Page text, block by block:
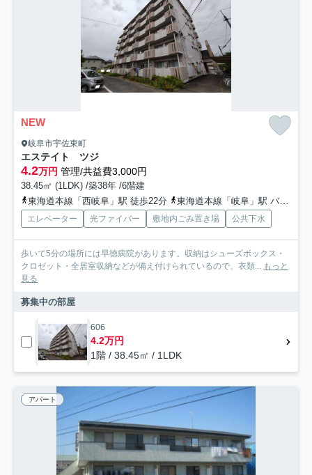
NEW
岐阜市宇佐東町
エステイト ツジ
4.2万円 管理/共益費3,000円
38.45㎡ (1LDK) /築38年 /6階建
東海道本線「西岐阜」駅 徒歩22分
東海道本線「岐阜」駅 バス18分 岐阜バス「宇佐（岐阜県）」 停歩2分
エレベーター 光ファイバー 敷地内ごみ置き場 公共下水
歩いて5分の場所には早徳病院があります。収納はシューズボックス・
クロゼット・全居室収納などが備え付けられているので、衣類... もっと
見る
募集中の部屋
606
4.2万円
1階 / 38.45㎡ / 1LDK
アパート